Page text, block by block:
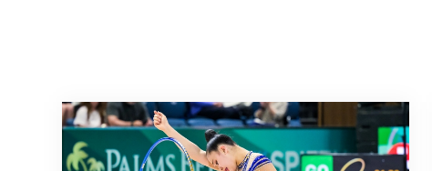
Nächster Halt: Weltmeisterschaft